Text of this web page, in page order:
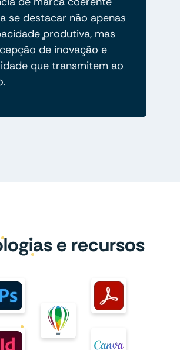
se destacar não apenas
produtiva, mas
de inovação e
que transmitem ao
e recursos